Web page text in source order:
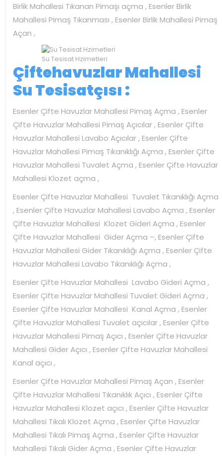
Birlik Mahallesi Tıkanan Pimaşı açma , Esenler Birlik
Mahallesi Pimaş Tıkanması , Esenler Birlik Mahallesi Pimaş
Açan ,
Su Tesisat Hzimetleri
Çiftehavuzlar Mahallesi
Su Tesisatçısı :
Esenler Çifte Havuzlar Mahallesi Pimaş Açma , Esenler
Çifte Havuzlar Mahallesi Pimaş Açıcılar , Esenler Çifte
Havuzlar Mahallesi Lavabo Açıcılar , Esenler Çifte
Havuzlar Mahallesi Pimaş Tıkanıklığı Açma , Esenler Çifte
Havuzlar Mahallesi Tuvalet Açma , Esenler Çifte Havuzlar
Mahallesi Klozet açma ,
Esenler Çifte Havuzlar Mahallesi Tuvalet Tıkanıklığı Açma
, Esenler Çifte Havuzlar Mahallesi Lavabo Açma , Esenler
Çifte Havuzlar Mahallesi Klozet Gideri Açma , Esenler
Çifte Havuzlar Mahallesi Gider Açma –, Esenler Çifte
Havuzlar Mahallesi Gider Tıkanıklığı Açma , Esenler Çifte
Havuzlar Mahallesi Lavabo Tıkanıklığı Açma ,
Esenler Çifte Havuzlar Mahallesi Lavabo Gideri Açma ,
Esenler Çifte Havuzlar Mahallesi Tuvalet Gideri Açma ,
Esenler Çifte Havuzlar Mahallesi Kanal Açma , Esenler
Çifte Havuzlar Mahallesi Tuvalet açıcılar , Esenler Çifte
Havuzlar Mahallesi Pimaş Açıcı , Esenler Çifte Havuzlar
Mahallesi Gider Açıcı , Esenler Çifte Havuzlar Mahallesi
Kanal açıcı ,
Esenler Çifte Havuzlar Mahallesi Pimaş Açan , Esenler
Çifte Havuzlar Mahallesi Tıkanıklık Açıcı , Esenler Çifte
Havuzlar Mahallesi Klozet açıcı , Esenler Çifte Havuzlar
Mahallesi Tıkalı Klozet Açma , Esenler Çifte Havuzlar
Mahallesi Tıkalı Pimaş Açma , Esenler Çifte Havuzlar
Mahallesi Tıkalı Gider Açma , Esenler Çifte Havuzlar